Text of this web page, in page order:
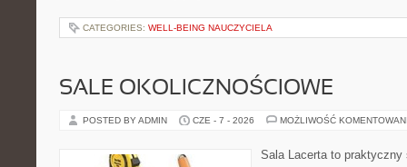
CATEGORIES: WELL-BEING NAUCZYCIELA
SALE OKOLICZNOŚCIOWE
POSTED BY ADMIN CZE - 7 - 2026 MOŻLIWOŚĆ
Sala Lacerta to praktyczny